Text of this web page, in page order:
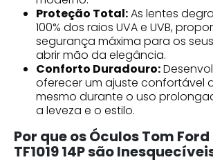
Proteção Total:As lentes
100% dos raios UVA e UVB,
segurança máxima para os
abrir mão da elegância.
Conforto Duradouro:
oferecer um ajuste confortável
mesmo durante o uso
a leveza e o estilo.
Por que os Óculos Tom
TF1019 14P são